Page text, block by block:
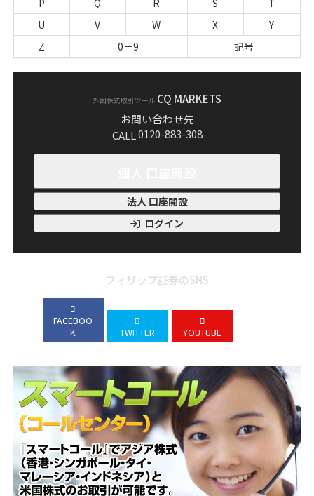
P
Q R S
T
U
V W X
Y
Z
0－9 記号
外国株式取引ツール CQ MARKETS
お問い合わせ先
CALL0120-883-308
法人 口座開設
ログイン
フィリップ証券のSNS
FACEBOO
K
TWITTER YOUTUBE